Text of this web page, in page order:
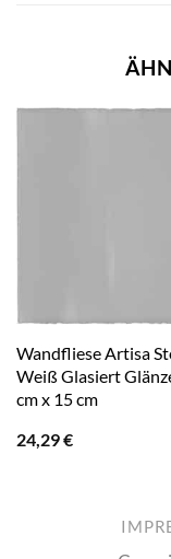
Wandfliese Artisa
Weiß Glasiert
cm x 15 cm
24,29€